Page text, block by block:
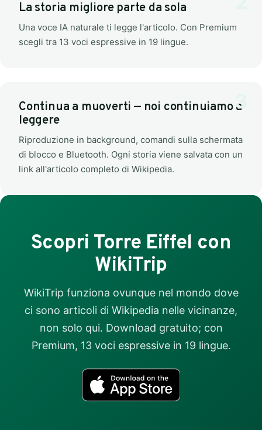
La storia migliore parte da sola
Una voce IA naturale ti legge l'articolo. Con Premium
scegli tra 13 voci espressive in 19 lingue.
Continua a muoverti — noi continuiamo a
leggere
Riproduzione in background, comandi sulla schermata
di blocco e Bluetooth. Ogni storia viene salvata con un
link all'articolo completo di Wikipedia.
Scopri Torre Eiffel con
WikiTrip
WikiTrip funziona ovunque nel mondo dove
ci sono articoli di Wikipedia nelle vicinanze,
non solo qui. Download gratuito; con
Premium, 13 voci espressive in 19 lingue.